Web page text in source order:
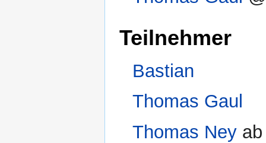
Teilnehmer
Bastian
Thomas Gaul
Thomas Ney